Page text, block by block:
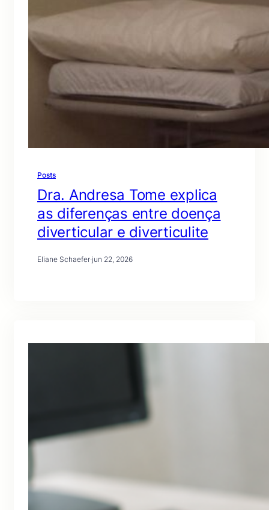
Posts
Dra. Andresa Tome explica
as diferenças entre doença
diverticular e diverticulite
Eliane Schaefer·jun 22, 2026